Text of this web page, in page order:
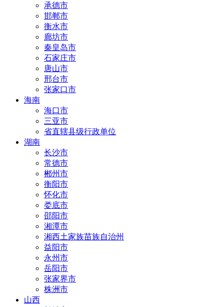
承德市
邯郸市
衡水市
廊坊市
秦皇岛市
石家庄市
唐山市
邢台市
张家口市
海南
海口市
三亚市
省直辖县级行政单位
湖南
长沙市
常德市
郴州市
衡阳市
怀化市
娄底市
邵阳市
湘潭市
湘西土家族苗族自治州
益阳市
永州市
岳阳市
张家界市
株洲市
山西